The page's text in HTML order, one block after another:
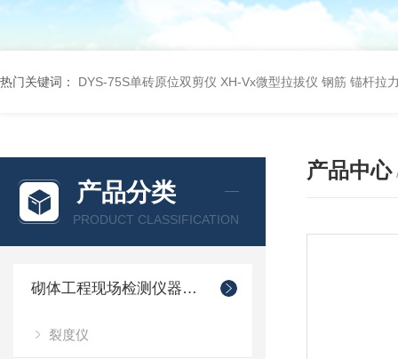
热门关键词： DYS-75S单砖原位双剪仪 XH-Vx微型拉拔仪 钢筋 锚杆拉
产品分类
PRODUCT CLASSIFICATION
砌体工程现场检测仪器仪表
裂度仪
产品中心